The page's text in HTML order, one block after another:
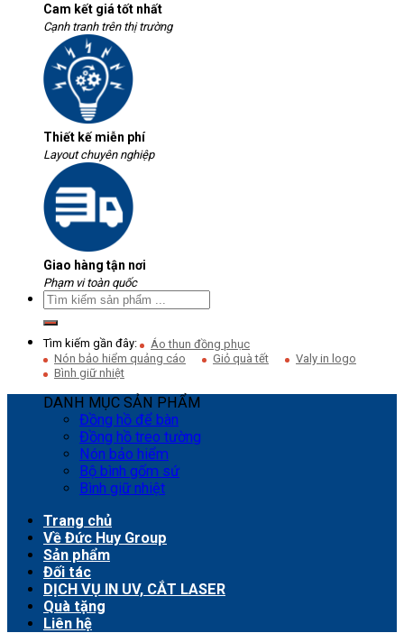
Cam kết giá tốt nhất
Cạnh tranh trên thị trường
Thiết kế miễn phí
Layout chuyên nghiệp
Giao hàng tận nơi
Phạm vi toàn quốc
Tìm kiếm gần đây:
Áo thun đồng phục
Nón bảo hiểm quảng cáo
Giỏ quà tết
Valy in logo
Bình giữ nhiệt
DANH MỤC SẢN PHẨM
Đồng hồ để bàn
Đồng hồ treo tường
Nón bảo hiểm
Bộ bình gốm sứ
Bình giữ nhiệt
Trang chủ
Về Đức Huy Group
Sản phẩm
Đối tác
DỊCH VỤ IN UV, CẮT LASER
Quà tặng
Liên hệ